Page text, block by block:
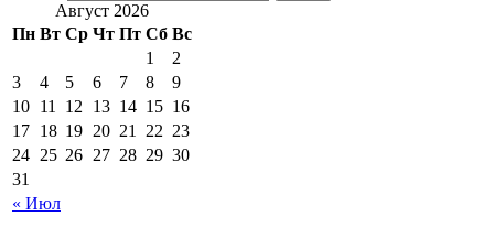
Август 2026
Пн Вт Ср Чт Пт Сб Вс
« Июл
1
2
3
4 5 6 7 8
9
10 11 12 13 14 15 16
17 18 19 20 21 22 23
24 25 26 27 28 29 30
31